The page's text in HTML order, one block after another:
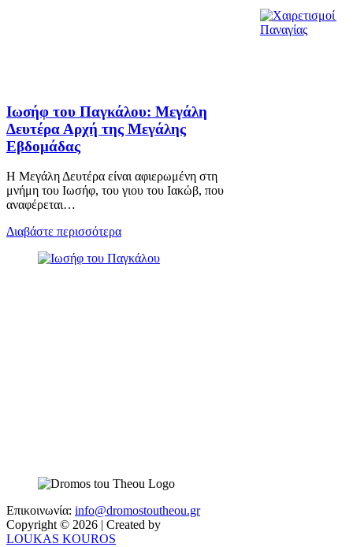
Ιωσήφ του Παγκάλου: Μεγάλη
Δευτέρα Αρχή της Μεγάλης
Εβδομάδας
Η Μεγάλη Δευτέρα είναι αφιερωμένη στη
μνήμη του Ιωσήφ, του γιου του Ιακώβ, που
αναφέρεται…
Διαβάστε περισσότερα
Επικοινωνία: info@dromostoutheou.gr
Copyright © 2026 | Created by
LOUKAS KOUROS